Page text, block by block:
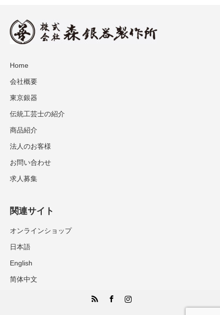
Home
会社概要
東京銀器
伝統工芸士の紹介
商品紹介
法人のお客様
お問い合わせ
求人募集
関連サイト
オンラインショップ
日本語
English
简体中文
Instagram